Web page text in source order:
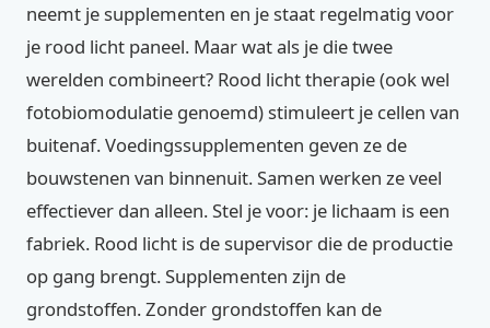
neemt je supplementen en je staat regelmatig voor
je rood licht paneel. Maar wat als je die twee
werelden combineert? Rood licht therapie (ook wel
fotobiomodulatie genoemd) stimuleert je cellen van
buitenaf. Voedingssupplementen geven ze de
bouwstenen van binnenuit. Samen werken ze veel
effectiever dan alleen. Stel je voor: je lichaam is een
fabriek. Rood licht is de supervisor die de productie
op gang brengt. Supplementen zijn de
grondstoffen. Zonder grondstoffen kan de